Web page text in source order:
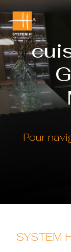
SYSTEM
Panneau de